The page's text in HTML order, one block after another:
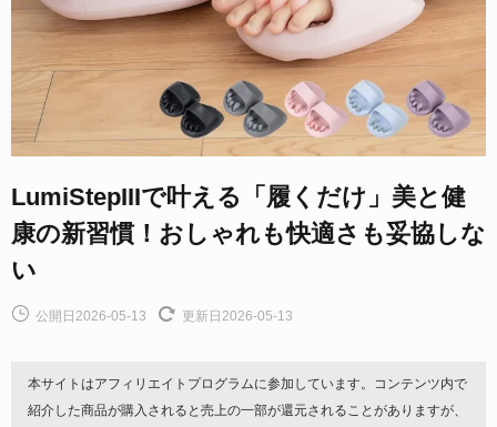
LumiStepIIIで叶える「履くだけ」美と健
康の新習慣！おしゃれも快適さも妥協しな
い
公開日2026-05-13 更新日2026-05-13
本サイトはアフィリエイトプログラムに参加しています。コンテンツ内で
紹介した商品が購入されると売上の一部が還元されることがありますが、